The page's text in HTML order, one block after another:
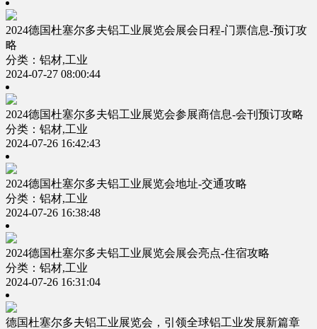
2024德国杜塞尔多夫铝工业展览会展会日程-门票信息-预订攻
略
分类：铝材,工业
2024-07-27 08:00:44
2024德国杜塞尔多夫铝工业展览会参展商信息-会刊预订攻略
分类：铝材,工业
2024-07-26 16:42:43
2024德国杜塞尔多夫铝工业展览会地址-交通攻略
分类：铝材,工业
2024-07-26 16:38:48
2024德国杜塞尔多夫铝工业展览会展会亮点-住宿攻略
分类：铝材,工业
2024-07-26 16:31:04
德国杜塞尔多夫铝工业展览会，引领全球铝工业发展新篇章